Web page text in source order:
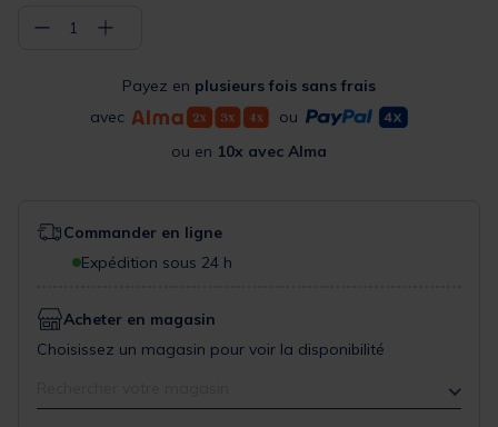
− 1 +
Payez en plusieurs fois sans frais
avec
ou
ou en 10x avec Alma
Commander en ligne
Expédition sous 24 h
Acheter en magasin
Choisissez un magasin pour voir la disponibilité